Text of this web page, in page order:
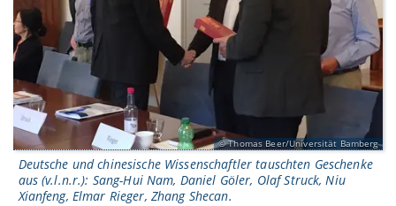
Thomas Beer/Universität Bamberg
Deutsche und chinesische Wissenschaftler tauschten Geschenke
aus (v.l.n.r.): Sang-Hui Nam, Daniel Göler, Olaf Struck, Niu
Xianfeng, Elmar Rieger, Zhang Shecan.